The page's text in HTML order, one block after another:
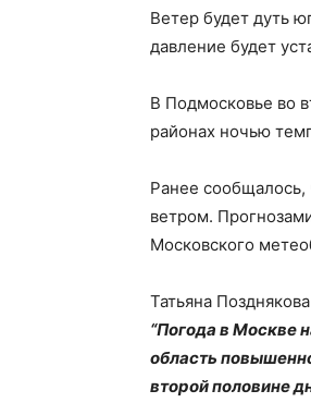
Ветер будет дуть
давление будет
В Подмосковье во
районах ночью
Ранее сообщалось,
ветром.
Московского
Татьяна
“Погода в Москве
область
второй половине